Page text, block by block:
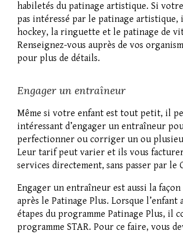
habiletés du patinage artistique. Si
pas intéressé par le patinage artistique,
hockey, la ringuette et le patinage de
Renseignez-vous auprès de vos
pour plus de détails.
Engager un entraîneur
Même si votre enfant est tout petit, il
intéressant d’engager un entraîneur
perfectionner ou corriger un ou
Leur tarif peut varier et ils vous
services directement, sans passer par le
Engager un entraîneur est aussi la
après le Patinage Plus. Lorsque l’enfant
étapes du programme Patinage Plus, il
programme STAR. Pour ce faire, vous